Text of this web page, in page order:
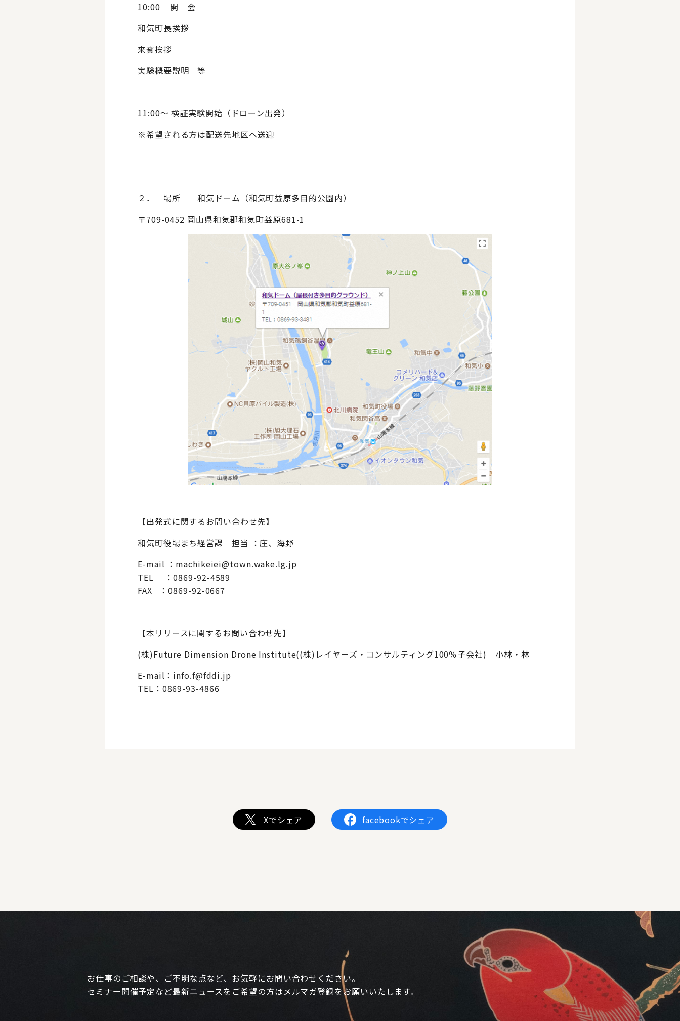
10:00 開 会
和気町長挨拶
来賓挨拶
実験概要説明 等
11:00～ 検証実験開始（ドローン出発）
※希望される方は配送先地区へ送迎
２． 場所 和気ドーム（和気町益原多目的公園内）
〒709-0452 岡山県和気郡和気町益原681-1
【出発式に関するお問い合わせ先】
和気町役場まち経営課 担当 ：庄、海野
E-mail ：machikeiei@town.wake.lg.jp
TEL ：0869-92-4589
FAX ：0869-92-0667
【本リリースに関するお問い合わせ先】
(株)Future Dimension Drone Institute((株)レイヤーズ・コンサルティング100％子会社) 小林・林
E-mail：info.f@fddi.jp
TEL：0869-93-4866
Xでシェア facebookでシェア
お仕事のご相談や、ご不明な点など、お気軽にお問い合わせください。
セミナー開催予定など最新ニュースをご希望の方はメルマガ登録をお願いいたします。